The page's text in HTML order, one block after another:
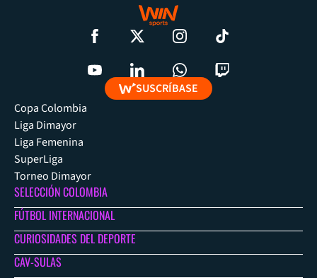
SUSCRÍBASE
Copa Colombia
Liga Dimayor
Liga Femenina
SuperLiga
Torneo Dimayor
SELECCIÓN COLOMBIA
FÚTBOL INTERNACIONAL
CURIOSIDADES DEL DEPORTE
CAV-SULAS